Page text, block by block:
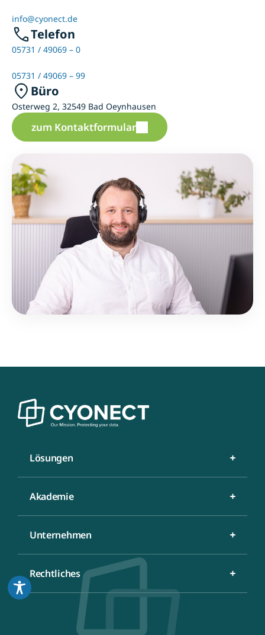
info@cyonect.de
Telefon
05731 / 49069 – 0
05731 / 49069 – 99
Büro
Osterweg 2, 32549 Bad Oeynhausen
zum Kontaktformular
Lösungen
Akademie
Unternehmen
Rechtliches